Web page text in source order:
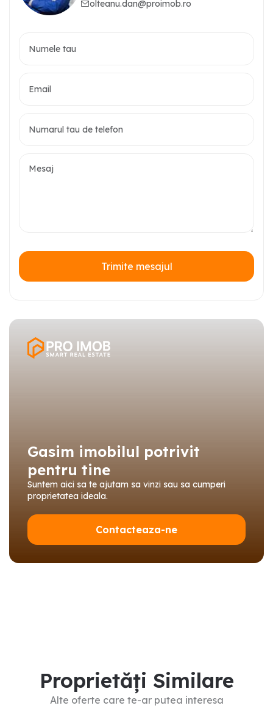
olteanu.dan@proimob.ro
Trimite mesajul
Gasim imobilul potrivit
pentru tine
Suntem aici sa te ajutam sa vinzi sau sa cumperi
proprietatea ideala.
Contacteaza-ne
Proprietăți Similare
Alte oferte care te-ar putea interesa